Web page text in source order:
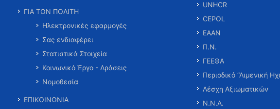
ΓΙΑ ΤΟΝ ΠΟΛΙΤΗ
Ηλεκτρονικές εφαρμογές
Σας ενδιαφέρει
Στατιστικά Στοιχεία
Κοινωνικό Έργο - Δράσεις
Νομοθεσία
ΕΠΙΚΟΙΝΩΝΙΑ
UNHCR
CEPOL
ΕΑΑΝ
Π.Ν.
ΓΕΕΘΑ
Περιοδικό “Λιμενική
Λέσχη Αξιωματικών
Ν.Ν.Α.